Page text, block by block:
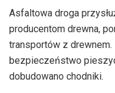
dźwiękowych
Asfaltowa droga
producentom drewna,
transportów z
bezpieczeństwo
dobudowano chodniki.